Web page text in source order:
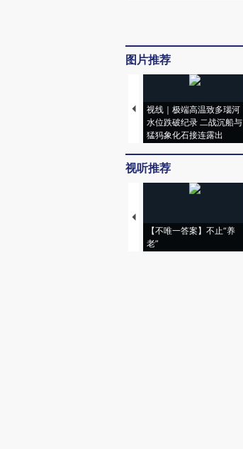
图片推荐
视线｜极端高温致多瑙河
水位跌破纪录 二战沉船与
猛犸象化石接连露出
视听推荐
【不唯一答案】不止“养
老”